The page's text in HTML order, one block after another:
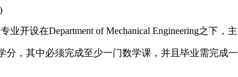
设在Department of Mechanical Engineering之下，
，其中必须完成至少一门数学课，并且毕业需完成